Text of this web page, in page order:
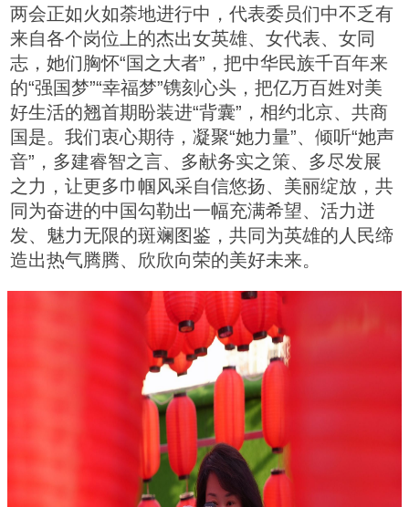
两会正如火如荼地进行中，代表委员们中不乏有
来自各个岗位上的杰出女英雄、女代表、女同
志，她们胸怀“国之大者”，把中华民族千百年来
的“强国梦”“幸福梦”镌刻心头，把亿万百姓对美
好生活的翘首期盼装进“背囊”，相约北京、共商
国是。我们衷心期待，凝聚“她力量”、倾听“她声
音”，多建睿智之言、多献务实之策、多尽发展
之力，让更多巾帼风采自信悠扬、美丽绽放，共
同为奋进的中国勾勒出一幅充满希望、活力迸
发、魅力无限的斑斓图鉴，共同为英雄的人民缔
造出热气腾腾、欣欣向荣的美好未来。